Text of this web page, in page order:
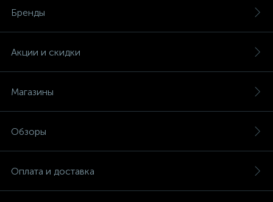
Бренды
Акции и скидки
Магазины
Обзоры
Оплата и доставка